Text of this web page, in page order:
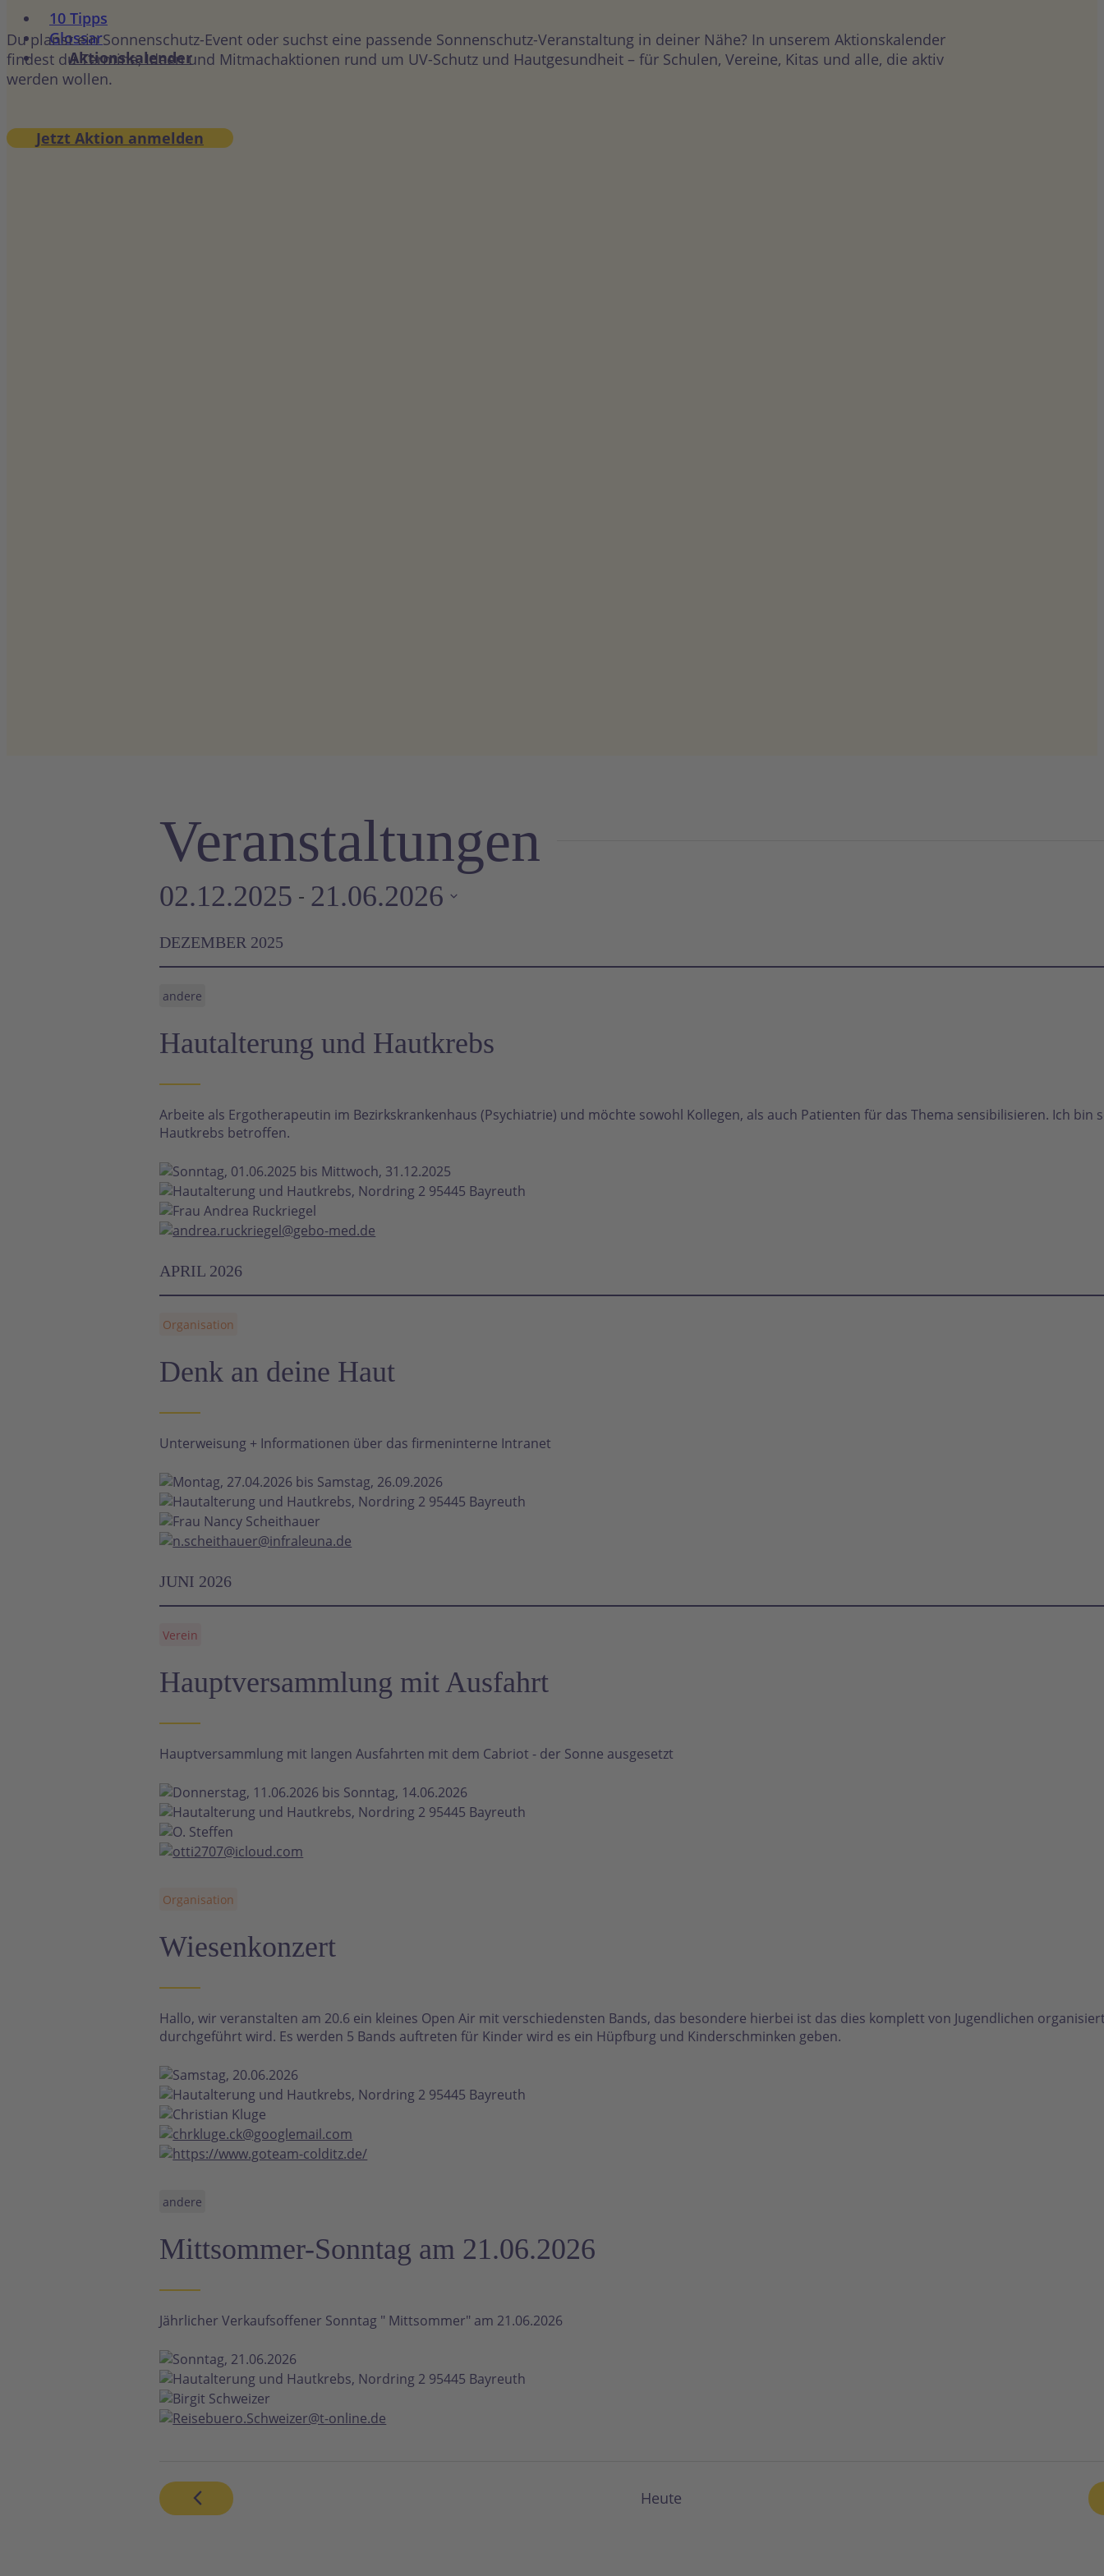
10 Tipps
Glossar
Aktionskalender
Du planst ein Sonnenschutz-Event oder suchst eine passende Sonnenschutz-Veranstaltung in deiner Nähe? In unserem Aktionskalender
findest du Termine, Ideen und Mitmachaktionen rund um UV-Schutz und Hautgesundheit – für Schulen, Vereine, Kitas und alle, die aktiv
werden wollen.
Jetzt Aktion anmelden
Veranstaltungen
02.12.2025 - 21.06.2026
wählen.
DEZEMBER 2025
andere
Hautalterung und Hautkrebs
Arbeite als Ergotherapeutin im Bezirkskrankenhaus (Psychiatrie) und möchte sowohl Kollegen, als auch Patienten für das Thema sensibilisieren. Ich bin
Hautkrebs betroffen.
Sonntag, 01.06.2025 bis Mittwoch, 31.12.2025
Hautalterung und Hautkrebs, Nordring 2 95445 Bayreuth
Frau Andrea Ruckriegel
andrea.ruckriegel@gebo-med.de
APRIL 2026
Organisation
Denk an deine Haut
Unterweisung + Informationen über das firmeninterne Intranet
Montag, 27.04.2026 bis Samstag, 26.09.2026
Hautalterung und Hautkrebs, Nordring 2 95445 Bayreuth
Frau Nancy Scheithauer
n.scheithauer@infraleuna.de
JUNI 2026
Verein
Hauptversammlung mit Ausfahrt
Hauptversammlung mit langen Ausfahrten mit dem Cabriot - der Sonne ausgesetzt
Donnerstag, 11.06.2026 bis Sonntag, 14.06.2026
Hautalterung und Hautkrebs, Nordring 2 95445 Bayreuth
O. Steffen
otti2707@icloud.com
Organisation
Wiesenkonzert
Hallo, wir veranstalten am 20.6 ein kleines Open Air mit verschiedensten Bands, das besondere hierbei ist das dies komplett von Jugendlichen
durchgeführt wird. Es werden 5 Bands auftreten für Kinder wird es ein Hüpfburg und Kinderschminken geben.
Samstag, 20.06.2026
Hautalterung und Hautkrebs, Nordring 2 95445 Bayreuth
Christian Kluge
chrkluge.ck@googlemail.com
https://www.goteam-colditz.de/
andere
Mittsommer-Sonntag am 21.06.2026
Jährlicher Verkaufsoffener Sonntag " Mittsommer" am 21.06.2026
Sonntag, 21.06.2026
Hautalterung und Hautkrebs, Nordring 2 95445 Bayreuth
Birgit Schweizer
Reisebuero.Schweizer@t-online.de
Heute